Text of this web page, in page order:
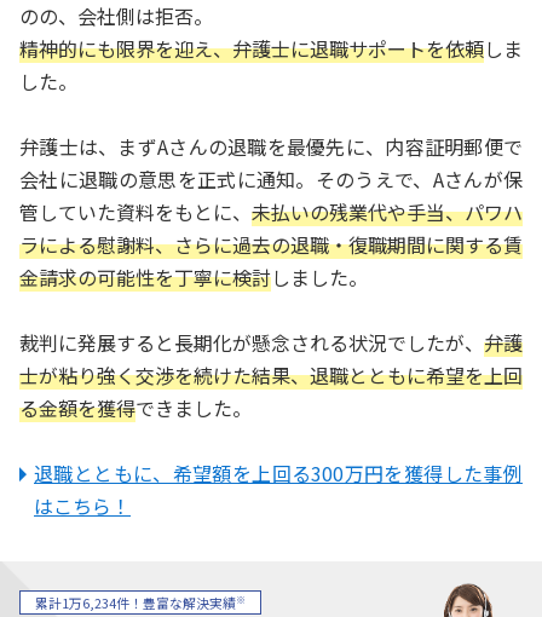
のの、会社側は拒否。
精神的にも限界を迎え、弁護士に退職サポートを依頼しま
した。
弁護士は、まずAさんの退職を最優先に、内容証明郵便で
会社に退職の意思を正式に通知。そのうえで、Aさんが保
管していた資料をもとに、 未払いの残業代や手当、パワハ
ラによる慰謝料、さらに過去の退職・復職期間に関する賃
金請求の可能性を丁寧に検討しました。
裁判に発展すると長期化が懸念される状況でしたが、 弁護
士が粘り強く交渉を続けた結果、退職とともに希望を上回
る金額を獲得できました。
退職とともに、希望額を上回る300万円を獲得した事例
はこちら！
累計1万6,234件！豊富な解決実績※